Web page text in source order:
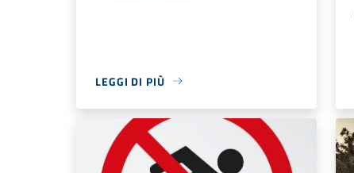
LEGGI DI PIÙ